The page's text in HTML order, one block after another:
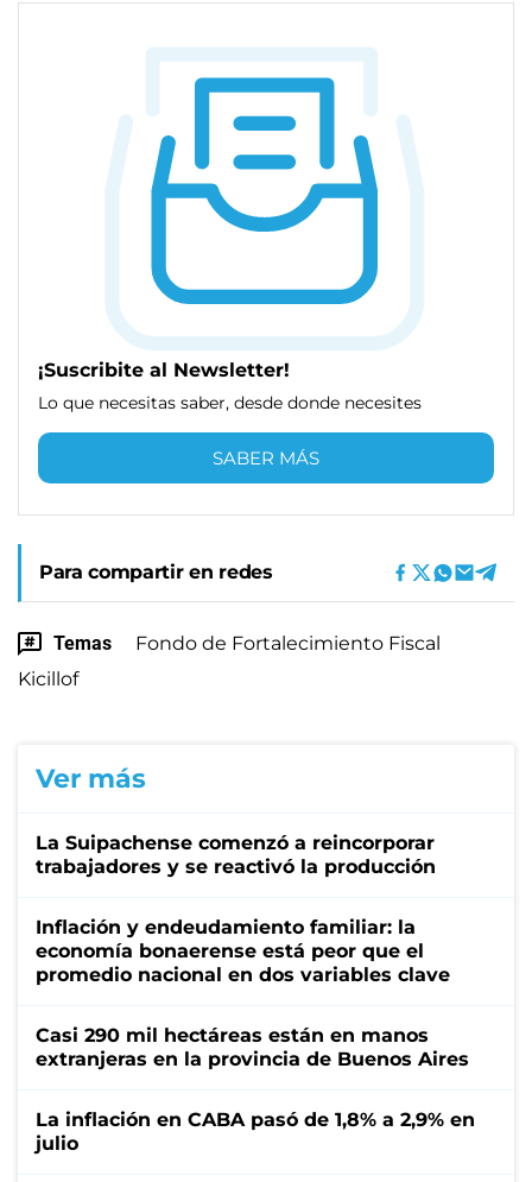
¡Suscribite al Newsletter!
Lo que necesitas saber, desde donde necesites
SABER MÁS
Para compartir en redes
Temas
Fondo de Fortalecimiento Fiscal
Kicillof
Ver más
La Suipachense comenzó a reincorporar
trabajadores y se reactivó la producción
Inflación y endeudamiento familiar: la
economía bonaerense está peor que el
promedio nacional en dos variables clave
Casi 290 mil hectáreas están en manos
extranjeras en la provincia de Buenos Aires
La inflación en CABA pasó de 1,8% a 2,9% en
julio